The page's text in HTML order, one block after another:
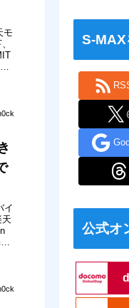
モ
イ
S-MAX
公式オ